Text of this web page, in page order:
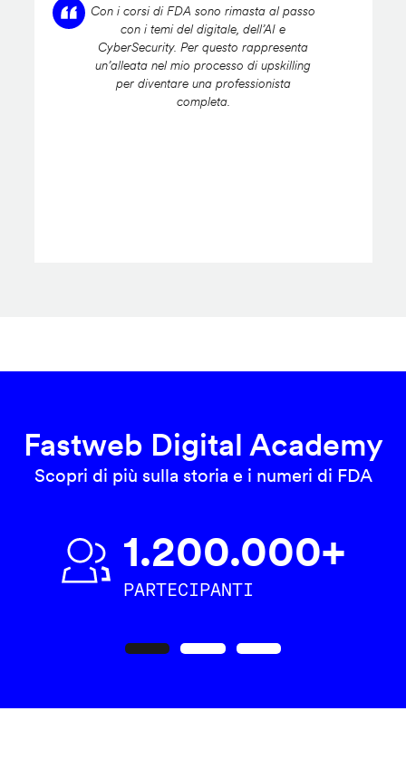
Con i corsi di FDA sono rimasta al passo
con i temi del digitale, dell’AI e
CyberSecurity. Per questo rappresenta
un’alleata nel mio processo di upskilling
per diventare una professionista
completa.
Fastweb Digital Academy
Scopri di più sulla storia e i numeri di FDA
1.200.000+
PARTECIPANTI